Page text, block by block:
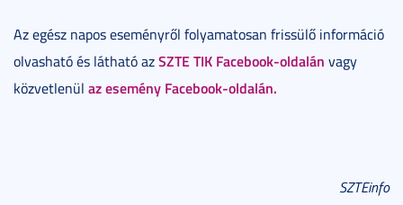
Az egész napos eseményről folyamatosan frissülő információ
olvasható és látható azSZTE TIK Facebook-oldalán vagy
közvetlenül az esemény Facebook-oldalán.
SZTEinfo